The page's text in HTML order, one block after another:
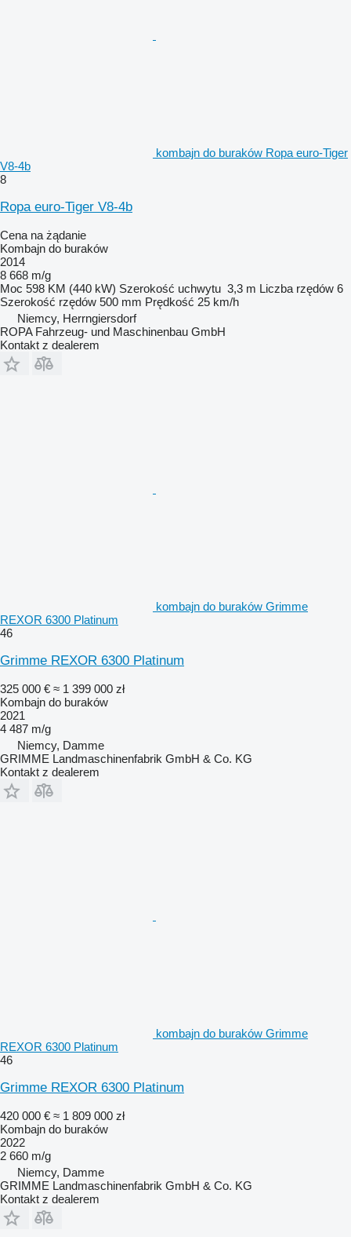
kombajn do buraków Ropa euro-Tiger
V8-4b
8
Ropa euro-Tiger V8-4b
Cena na żądanie
Kombajn do buraków
2014
8 668 m/g
Moc 598 KM (440 kW) Szerokość uchwytu 3,3 m Liczba rzędów 6
Szerokość rzędów 500 mm Prędkość 25 km/h
Niemcy, Herrngiersdorf
ROPA Fahrzeug- und Maschinenbau GmbH
Kontakt z dealerem
kombajn do buraków Grimme
REXOR 6300 Platinum
46
Grimme REXOR 6300 Platinum
325 000 € ≈ 1 399 000 zł
Kombajn do buraków
2021
4 487 m/g
Niemcy, Damme
GRIMME Landmaschinenfabrik GmbH & Co. KG
Kontakt z dealerem
kombajn do buraków Grimme
REXOR 6300 Platinum
46
Grimme REXOR 6300 Platinum
420 000 € ≈ 1 809 000 zł
Kombajn do buraków
2022
2 660 m/g
Niemcy, Damme
GRIMME Landmaschinenfabrik GmbH & Co. KG
Kontakt z dealerem